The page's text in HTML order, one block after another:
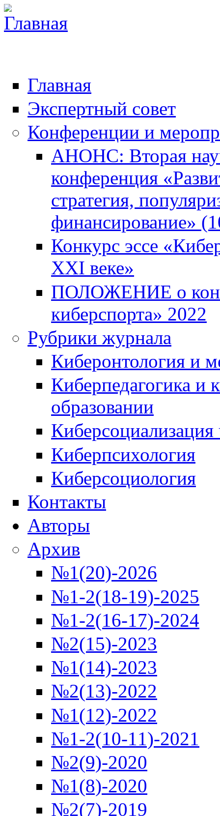
Главная
Экспертный совет
Конференции и
АНОНС: Вторая
конференция
стратегия,
финансирование»
Конкурс эссе
XXI веке»
ПОЛОЖЕНИЕ о
киберспорта» 2022
Рубрики журнала
Киберонтология и
Киберпедагогика и
образовании
Киберсоциализация
Киберпсихология
Киберсоциология
Контакты
Авторы
Архив
№1(20)-2026
№1-2(18-19)-2025
№1-2(16-17)-2024
№2(15)-2023
№1(14)-2023
№2(13)-2022
№1(12)-2022
№1-2(10-11)-2021
№2(9)-2020
№1(8)-2020
№2(7)-2019